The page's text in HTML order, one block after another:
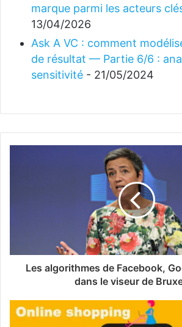
marque parmi les acteurs
13/04/2026
Ask A VC : comment
de résultat — Partie 6/6 :
sensitivité - 21/05/2024
Les algorithmes de Facebook,
dans le viseur de